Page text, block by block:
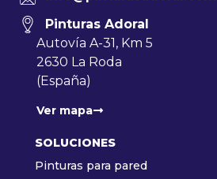
Pinturas Adoral
Autovía A-31, Km 5
2630 La Roda
(España)
Ver mapa
SOLUCIONES
Pinturas para pared